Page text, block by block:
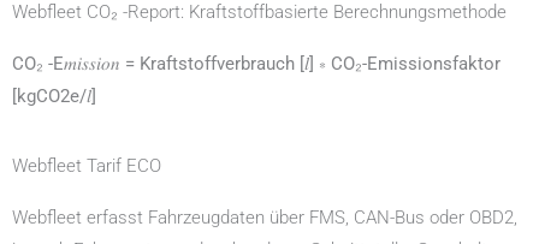
Webfleet CO₂ -Report: Kraftstoffbasierte Berechnungsmethode
CO₂ -E𝑚𝑖𝑠𝑠𝑖𝑜𝑛 = Kraftstoffverbrauch [𝑙] ∗ CO₂-Emissionsfaktor
[kgCO2e/𝑙]
Webfleet Tarif ECO
Webfleet erfasst Fahrzeugdaten über FMS, CAN-Bus oder OBD2,